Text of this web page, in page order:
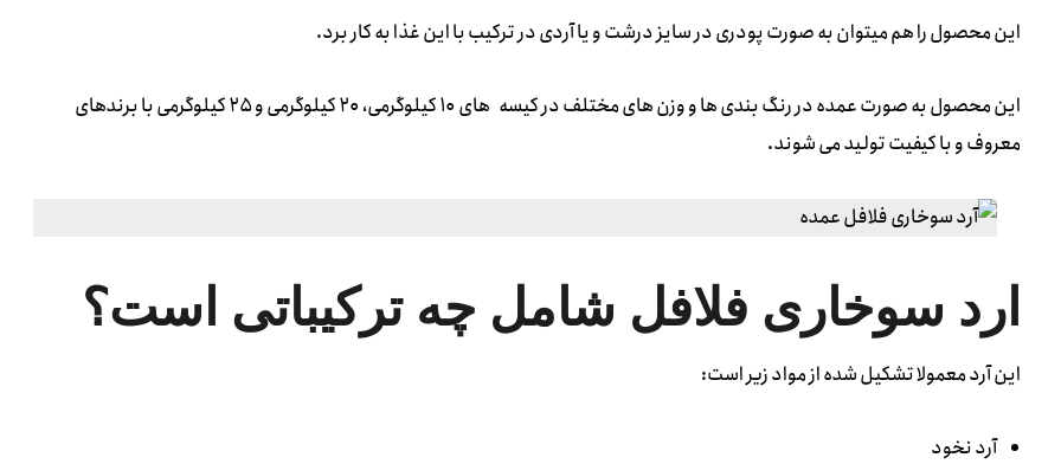
این محصول را هم میتوان به صورت پودری در سایز درشت و یا آردی در ترکیب با این غذا به کار برد.
این محصول به صورت عمده در رنگ بندی ها و وزن های مختلف در کیسه های ۱۰ کیلوگرمی، ۲۰ کیلوگرمی و ۲۵ کیلوگرمی با برندهای
معروف و با کیفیت تولید می شوند.
ارد سوخاری فلافل شامل چه ترکیباتی است؟
این آرد معمولا تشکیل شده از مواد زیر است:
آرد نخود